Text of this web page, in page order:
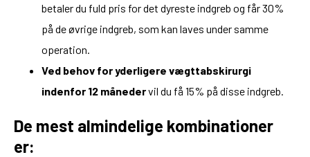
betaler du fuld pris for det dyreste indgreb og får 30%
på de øvrige indgreb, som kan laves under samme
operation.
Ved behov for yderligere vægttabskirurgi
indenfor 12 månedervil du få 15% på disse indgreb.
De mest almindelige kombinationer
er: